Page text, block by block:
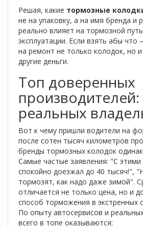
Решая, какие тормозные
не на упаковку, а на имя бренда и
реально влияет на тормозной
эксплуатации. Если взять абы
на ремонт не только колодок, но
другие деньги.
Топ доверенных
реальных
Вот к чему пришли водители на
после сотен тысяч километров
бренды тормозных колодок
Самые частые заявления: "С этими
спокойно доезжал до 40 тысяч!",
тормозят, как надо даже зимой".
отличается не только цена, но и
способ торможения в экстренных
По опыту автосервисов и
всего в топе оказываются: